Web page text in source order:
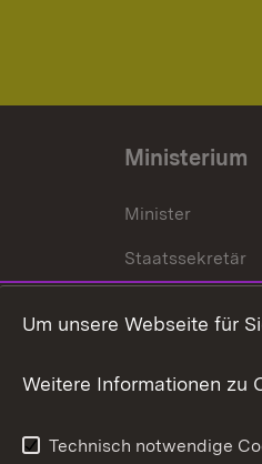
Ministerium
Minister
Staatssekretär
Anfahrt und
Um unsere Webseite für
Weitere Informationen zu
Technisch notwendige